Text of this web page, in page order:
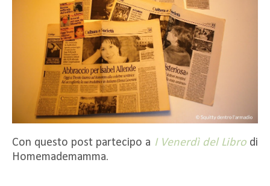
Con questo post partecipo a I Venerdì del Librodi
Homemademamma.